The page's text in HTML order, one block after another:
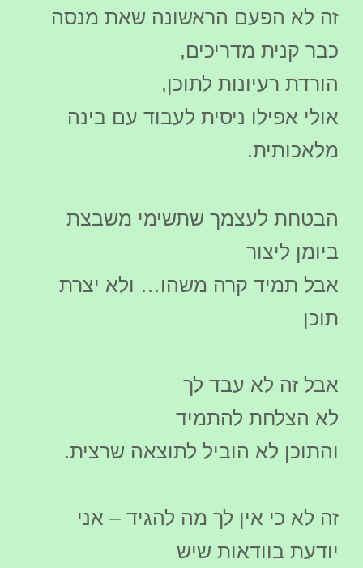
זה לא הפעם הראשונה שאת מנסה
כבר קנית מדריכים,
הורדת רעיונות לתוכן,
אולי אפילו ניסית לעבוד עם בינה
מלאכותית.
הבטחת לעצמך שתשימי משבצת
ביומן ליצור
אבל תמיד קרה משהו… ולא יצרת
תוכן
אבל זה לא עבד לך
לא הצלחת להתמיד
והתוכן לא הוביל לתוצאה שרצית.
זה לא כי אין לך מה להגיד – אני
יודעת בוודאות שיש